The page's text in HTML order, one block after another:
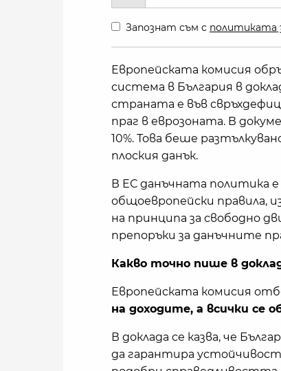
Запознат съм с политиката
Европейската комисия
система в България в
страната е във
праг в еврозоната. В
10%. Това беше
плоския данък.
В ЕС данъчната политика
общоевропейски правила,
на принципа за свободно
препоръки за данъчните
Какво точно пише в
Европейската комисия
на доходите, а всички се
В доклада се казва, че
да гарантира